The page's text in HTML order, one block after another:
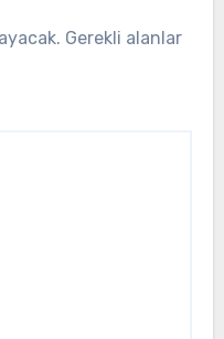
Gerekli alanlar